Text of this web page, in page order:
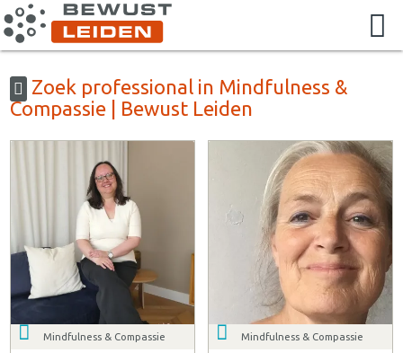
Zoek professional in Mindfulness &
Compassie | Bewust Leiden
Mindfulness & Compassie Mindfulness & Compassie